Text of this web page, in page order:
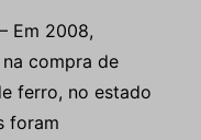
Em 2008,
compra de
ferro, no estado
foram